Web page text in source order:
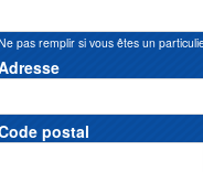
pas remplir si vous êtes un
postal